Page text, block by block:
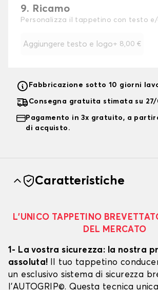
9. Ricamo
Personalizza il tappetino con testo
Aggiungere testo e logo+ 8,00 €
Fabbricazione sotto 10 giorni
Consegna gratuita stimata su
Pagamento in 3x gratuito, a
di acquisto.
Caratteristiche
L’UNICO TAPPETINO
DEL MERCATO
1- La vostra sicurezza: la nostra
assoluta! Il tuo tappetino
un esclusivo sistema di sicurezza
l’AUTOGRIP©. Questa tecnica